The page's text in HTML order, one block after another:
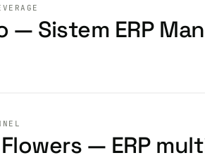
— Sistem ERP
— ERP